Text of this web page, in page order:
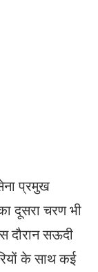
प्रमुख
दूसरा चरण भी
दौरान सऊदी
के साथ कई